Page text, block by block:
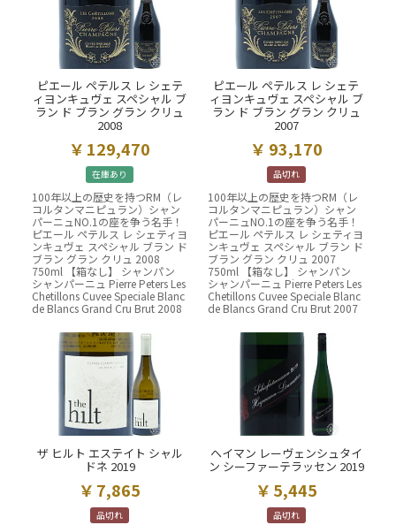
ピエール ペテルス レ シェテ
ィヨンキュヴェ スペシャル ブ
ラン ド ブラン グラン クリュ
2008
129,470
在庫あり
100年以上の歴史を持つRM（レ
コルタンマニピュラン）シャン
パーニュNO.1の座を争う名手！
ピエール ペテルス レ シェティヨ
ンキュヴェ スペシャル ブラン ド
ブラン グラン クリュ 2008
750ml 【箱なし】 シャンパン
シャンパーニュ Pierre Peters Les
Chetillons Cuvee Speciale Blanc
de Blancs Grand Cru Brut 2008
ピエール ペテルス レ シェテ
ィヨンキュヴェ スペシャル ブ
ラン ド ブラン グラン クリュ
2007
93,170
品切れ
100年以上の歴史を持つRM（レ
コルタンマニピュラン）シャン
パーニュNO.1の座を争う名手！
ピエール ペテルス レ シェティヨ
ンキュヴェ スペシャル ブラン ド
ブラン グラン クリュ 2007
750ml 【箱なし】 シャンパン
シャンパーニュ Pierre Peters Les
Chetillons Cuvee Speciale Blanc
de Blancs Grand Cru Brut 2007
ザ ヒルト エステイト シャル
ドネ 2019
7,865
品切れ
ヘイマン レーヴェンシュタイ
ン シーファーテラッセン 2019
5,445
品切れ